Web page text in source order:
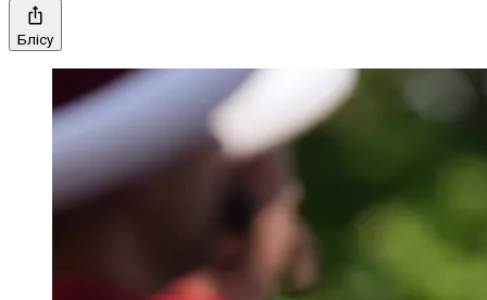
Бөлісу